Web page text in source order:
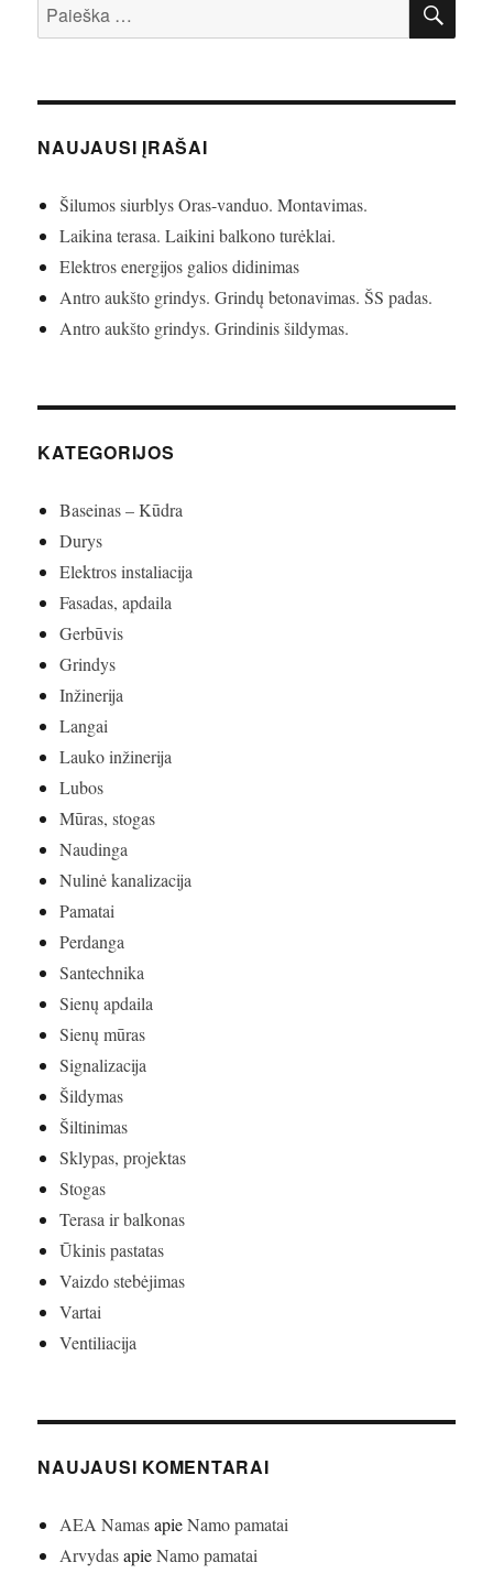
Ieškoti:
NAUJAUSI ĮRAŠAI
Šilumos siurblys Oras-vanduo. Montavimas.
Laikina terasa. Laikini balkono turėklai.
Elektros energijos galios didinimas
Antro aukšto grindys. Grindų betonavimas. ŠS padas.
Antro aukšto grindys. Grindinis šildymas.
KATEGORIJOS
Baseinas – Kūdra
Durys
Elektros instaliacija
Fasadas, apdaila
Gerbūvis
Grindys
Inžinerija
Langai
Lauko inžinerija
Lubos
Mūras, stogas
Naudinga
Nulinė kanalizacija
Pamatai
Perdanga
Santechnika
Sienų apdaila
Sienų mūras
Signalizacija
Šildymas
Šiltinimas
Sklypas, projektas
Stogas
Terasa ir balkonas
Ūkinis pastatas
Vaizdo stebėjimas
Vartai
Ventiliacija
NAUJAUSI KOMENTARAI
AEA NamasapieNamo pamatai
ArvydasapieNamo pamatai